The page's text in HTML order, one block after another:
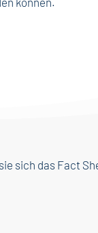
sich das Fact